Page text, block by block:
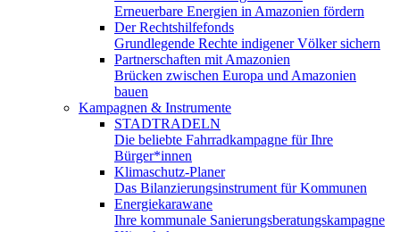
Erneuerbare Energien in Amazonien fördern
Der Rechtshilfefonds
Grundlegende Rechte indigener Völker sichern
Partnerschaften mit Amazonien
Brücken zwischen Europa und Amazonien
bauen
Kampagnen & Instrumente
STADTRADELN
Die beliebte Fahrradkampagne für Ihre
Bürger*innen
Klimaschutz-Planer
Das Bilanzierungsinstrument für Kommunen
Energiekarawane
Ihre kommunale Sanierungsberatungskampagne